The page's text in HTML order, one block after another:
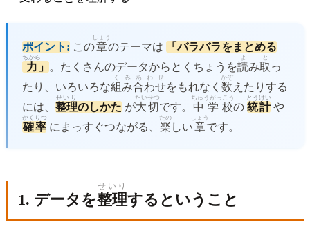
ポイント: この章
しょう
のテーマは
「バラバラをまとめる
力
ちから
」 。たくさんのデータからとくちょうを読
よ
み取
と
っ
たり、いろいろな組み合わせ
くみあわせ
をもれなく 数
かぞ
えたりする
には、 整理
せいり
のしかた が大切
たいせつ
です。 中学校
ちゅうがっこう
の 統計
とうけい
や
確率
かくりつ
にまっすぐつながる、 楽
たの
しい章
しょう
です。
1. データを整理
せいり
するということ